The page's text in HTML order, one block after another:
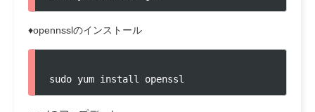
♦opennsslのインストール
sudo yum install openssl